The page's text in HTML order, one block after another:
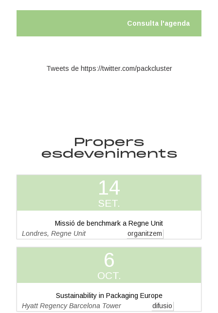
Consulta l'agenda
Tweets de https://twitter.com/packcluster
Propers
esdeveniments
14
SET.
Missió de benchmark a Regne Unit
Londres, Regne Unit
organitzem
6
OCT.
Sustainability in Packaging Europe
Hyatt Regency Barcelona Tower
difusio